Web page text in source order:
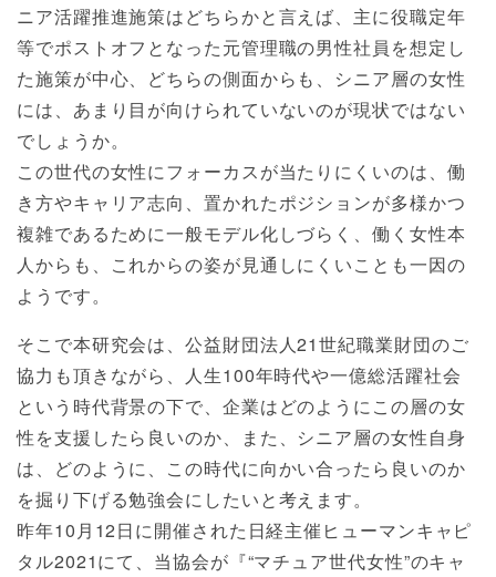
ニア活躍推進施策はどちらかと言えば、主に役職定年
等でポストオフとなった元管理職の男性社員を想定し
た施策が中心、どちらの側面からも、シニア層の女性
には、あまり目が向けられていないのが現状ではない
でしょうか。
この世代の女性にフォーカスが当たりにくいのは、働
き方やキャリア志向、置かれたポジションが多様かつ
複雑であるために一般モデル化しづらく、働く女性本
人からも、これからの姿が見通しにくいことも一因の
ようです。
そこで本研究会は、公益財団法人21世紀職業財団のご
協力も頂きながら、人生100年時代や一億総活躍社会
という時代背景の下で、企業はどのようにこの層の女
性を支援したら良いのか、また、シニア層の女性自身
は、どのように、この時代に向かい合ったら良いのか
を掘り下げる勉強会にしたいと考えます。
昨年10月12日に開催された日経主催ヒューマンキャピ
タル2021にて、当協会が『“マチュア世代女性”のキャ